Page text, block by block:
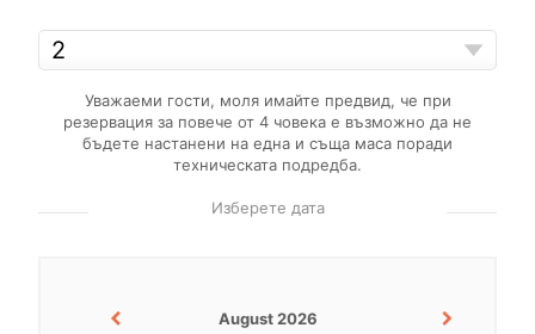
Уважаеми гости, моля имайте предвид, че при
резервация за повече от 4 човека е възможно да не
бъдете настанени на една и съща маса поради
техническата подредба.
Изберете дата
August 2026